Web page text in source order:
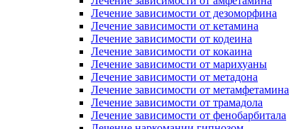
Лечение зависимости от дезоморфина
Лечение зависимости от кетамина
Лечение зависимости от кодеина
Лечение зависимости от кокаина
Лечение зависимости от марихуаны
Лечение зависимости от метадона
Лечение зависимости от метамфетамина
Лечение зависимости от трамадола
Лечение зависимости от фенобарбитала